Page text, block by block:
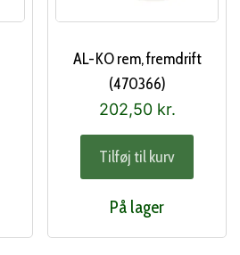
AL-KO rem, fremdrift
(470366)
202,50 kr.
Tilføj til kurv
På lager